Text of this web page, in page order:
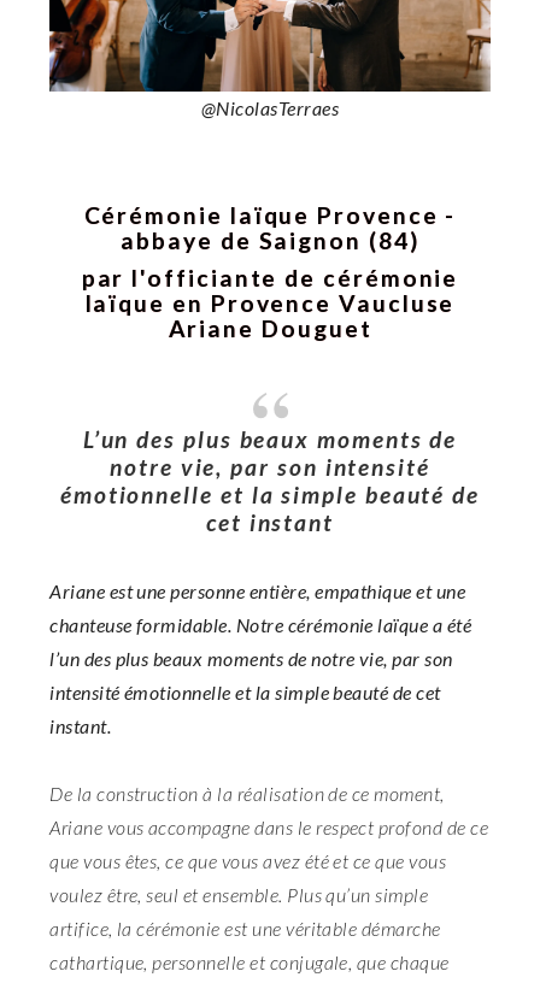
@NicolasTerraes
Cérémonie laïque Provence -
abbaye de Saignon (84)
par l'officiante de cérémonie
laïque en Provence Vaucluse
Ariane Douguet
L’un des plus beaux moments de
notre vie, par son intensité
émotionnelle et la simple beauté de
cet instant
Ariane est une personne entière, empathique et une
chanteuse formidable. Notre cérémonie laïque a été
l’un des plus beaux moments de notre vie, par son
intensité émotionnelle et la simple beauté de cet
instant.
De la construction à la réalisation de ce moment,
Ariane vous accompagne dans le respect profond de ce
que vous êtes, ce que vous avez été et ce que vous
voulez être, seul et ensemble. Plus qu’un simple
artifice, la cérémonie est une véritable démarche
cathartique, personnelle et conjugale, que chaque